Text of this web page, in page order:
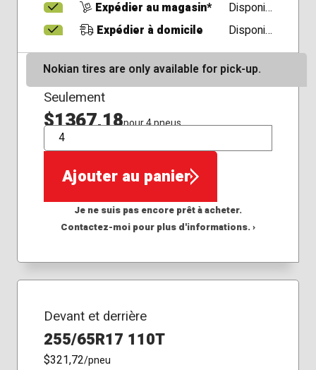
Expédier au magasin*
Disponible
Expédier à domicile
Disponible
Nokian tires are only available for pick-up.
Seulement
$1367,18pour 4 pneus
QTÉ
Ajouter au panier
Je ne suis pas encore prêt à acheter.
Contactez-moi pour plus d'informations. ›
Devant et derrière
255/65R17 110T
$321,72/pneu